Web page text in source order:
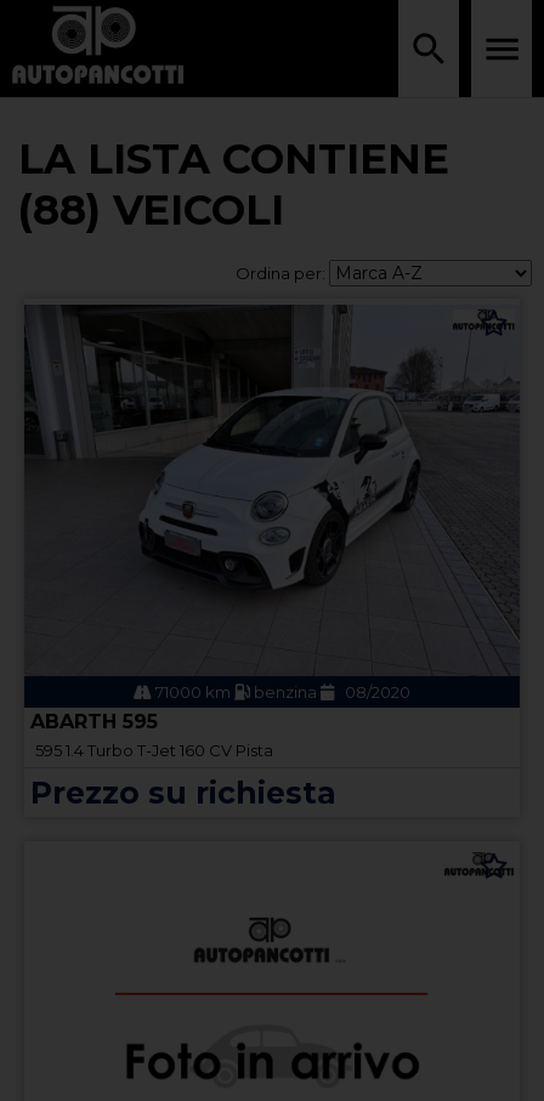
LA LISTA CONTIENE
(88) VEICOLI
Ordina per:
71000 km benzina 08/2020
ABARTH 595
595 1.4 Turbo T-Jet 160 CV Pista
Prezzo su richiesta